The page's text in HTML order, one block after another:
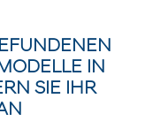
IN
SIE IHR